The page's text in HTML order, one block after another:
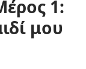
1:
μου